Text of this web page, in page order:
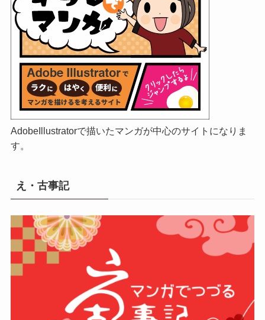
AdobeIllustratorで描いたマンガが中心のサイトになりま
す。
え・古事記